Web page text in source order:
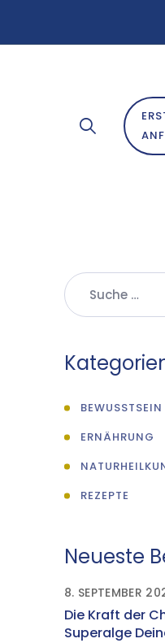
BEWUSSTSEIN
ERNÄHRUNG
REZEPTE
Neueste
Die Kraft der
Superalge
8. SEPTEMBER